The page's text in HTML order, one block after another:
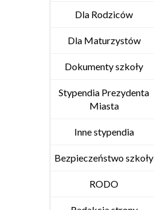
Dla Rodziców
Dla Maturzystów
Dokumenty szkoły
Stypendia Prezydenta
Miasta
Inne stypendia
Bezpieczeństwo szkoły
RODO